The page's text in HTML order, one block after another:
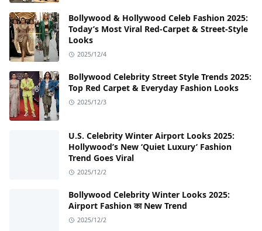
Bollywood & Hollywood Celeb Fashion 2025:
Today’s Most Viral Red-Carpet & Street-Style
Looks
2025/12/4
Bollywood Celebrity Street Style Trends 2025:
Top Red Carpet & Everyday Fashion Looks
2025/12/3
U.S. Celebrity Winter Airport Looks 2025:
Hollywood’s New ‘Quiet Luxury’ Fashion
Trend Goes Viral
2025/12/2
Bollywood Celebrity Winter Looks 2025:
Airport Fashion का New Trend
2025/12/2